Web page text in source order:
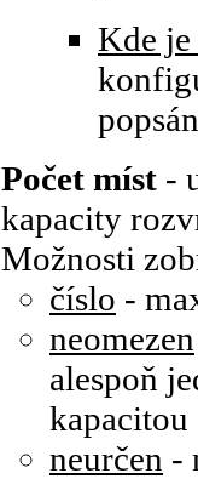
Kde
Počet míst -
kapacity
Možnosti
číslo -
neomezen
alespoň
kapacitou
neurčen -